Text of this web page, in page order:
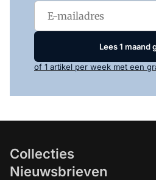
Lees 1 maand
of 1 artikel per week met een
Collecties
Nieuwsbrieven